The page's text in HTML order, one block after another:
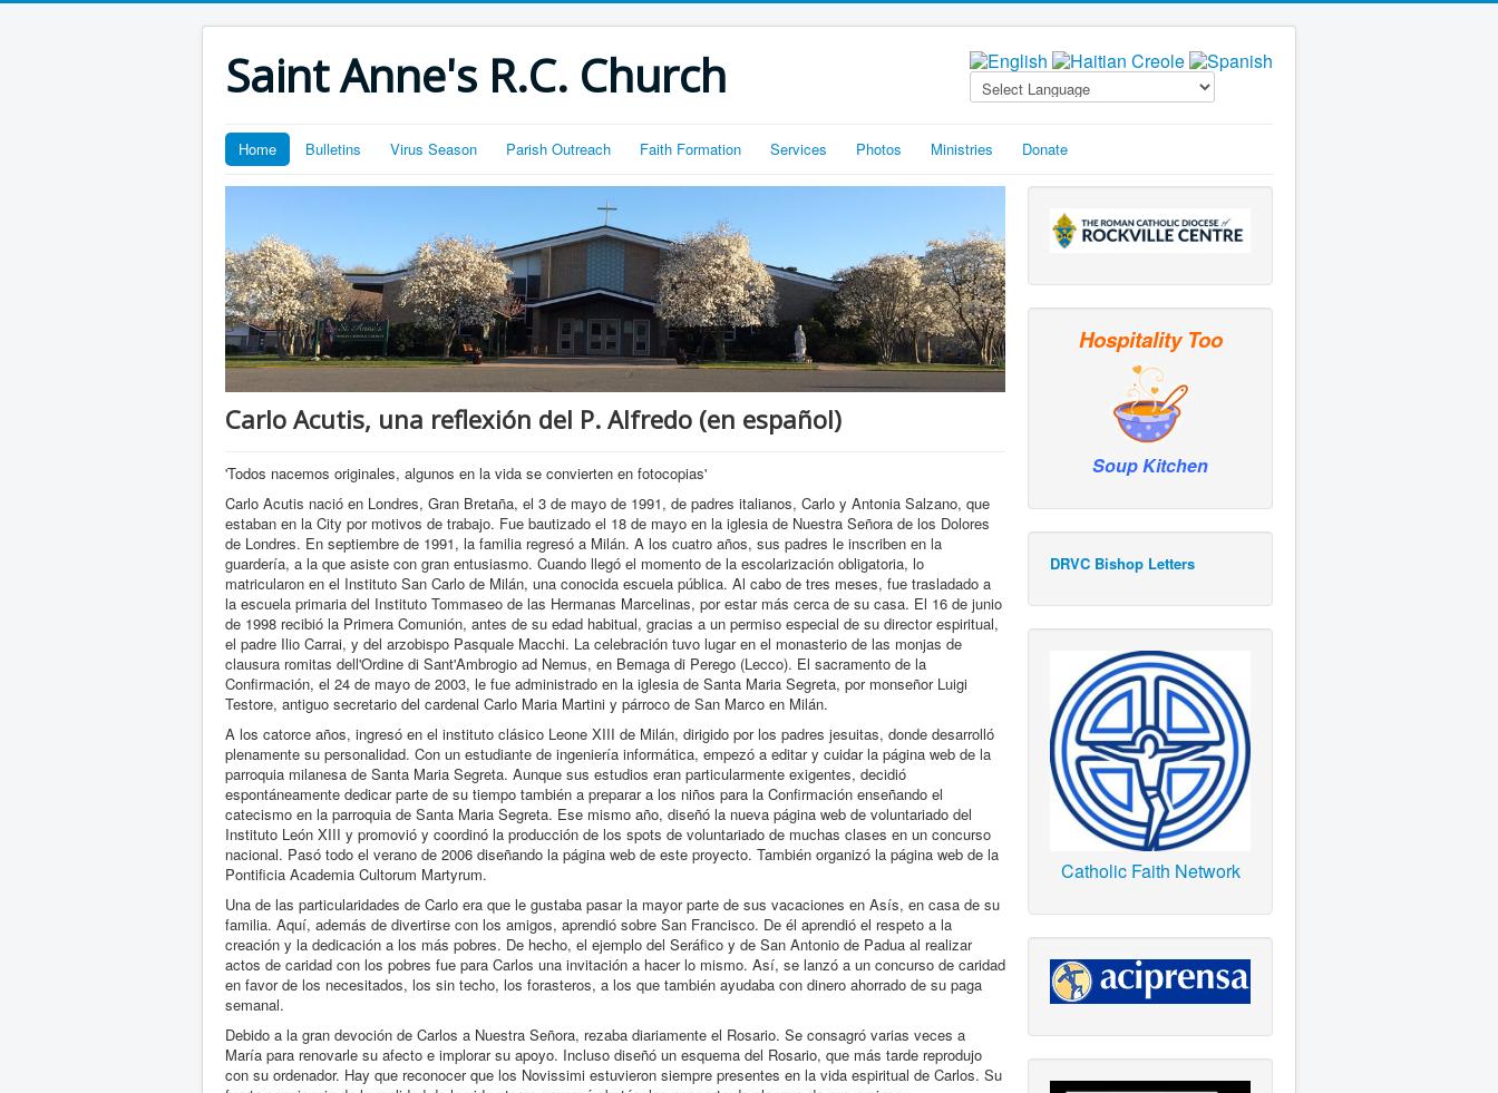
Saint Anne's R.C. Church
Home Bulletins Virus Season Parish Outreach Faith Formation Services Photos Ministries Donate
Carlo Acutis, una reflexión del P. Alfredo (en español)
'Todos nacemos originales, algunos en la vida se convierten en fotocopias'
Carlo Acutis nació en Londres, Gran Bretaña, el 3 de mayo de 1991, de padres italianos, Carlo y Antonia Salzano, que
estaban en la City por motivos de trabajo. Fue bautizado el 18 de mayo en la iglesia de Nuestra Señora de los Dolores
de Londres. En septiembre de 1991, la familia regresó a Milán. A los cuatro años, sus padres le inscriben en la
guardería, a la que asiste con gran entusiasmo. Cuando llegó el momento de la escolarización obligatoria, lo
matricularon en el Instituto San Carlo de Milán, una conocida escuela pública. Al cabo de tres meses, fue trasladado a
la escuela primaria del Instituto Tommaseo de las Hermanas Marcelinas, por estar más cerca de su casa. El 16 de junio
de 1998 recibió la Primera Comunión, antes de su edad habitual, gracias a un permiso especial de su director espiritual,
el padre Ilio Carrai, y del arzobispo Pasquale Macchi. La celebración tuvo lugar en el monasterio de las monjas de
clausura romitas dell'Ordine di Sant'Ambrogio ad Nemus, en Bemaga di Perego (Lecco). El sacramento de la
Confirmación, el 24 de mayo de 2003, le fue administrado en la iglesia de Santa Maria Segreta, por monseñor Luigi
Testore, antiguo secretario del cardenal Carlo Maria Martini y párroco de San Marco en Milán.
A los catorce años, ingresó en el instituto clásico Leone XIII de Milán, dirigido por los padres jesuitas, donde desarrolló
plenamente su personalidad. Con un estudiante de ingeniería informática, empezó a editar y cuidar la página web de la
parroquia milanesa de Santa Maria Segreta. Aunque sus estudios eran particularmente exigentes, decidió
espontáneamente dedicar parte de su tiempo también a preparar a los niños para la Confirmación enseñando el
catecismo en la parroquia de Santa Maria Segreta. Ese mismo año, diseñó la nueva página web de voluntariado del
Instituto León XIII y promovió y coordinó la producción de los spots de voluntariado de muchas clases en un concurso
nacional. Pasó todo el verano de 2006 diseñando la página web de este proyecto. También organizó la página web de la
Pontificia Academia Cultorum Martyrum.
Una de las particularidades de Carlo era que le gustaba pasar la mayor parte de sus vacaciones en Asís, en casa de su
familia. Aquí, además de divertirse con los amigos, aprendió sobre San Francisco. De él aprendió el respeto a la
creación y la dedicación a los más pobres. De hecho, el ejemplo del Seráfico y de San Antonio de Padua al realizar
actos de caridad con los pobres fue para Carlos una invitación a hacer lo mismo. Así, se lanzó a un concurso de caridad
en favor de los necesitados, los sin techo, los forasteros, a los que también ayudaba con dinero ahorrado de su paga
semanal.
Debido a la gran devoción de Carlos a Nuestra Señora, rezaba diariamente el Rosario. Se consagró varias veces a
María para renovarle su afecto e implorar su apoyo. Incluso diseñó un esquema del Rosario, que más tarde reprodujo
con su ordenador. Hay que reconocer que los Novissimi estuvieron siempre presentes en la vida espiritual de Carlos. Su
Hospitality Too
Soup Kitchen
DRVC Bishop Letters
Catholic Faith Network